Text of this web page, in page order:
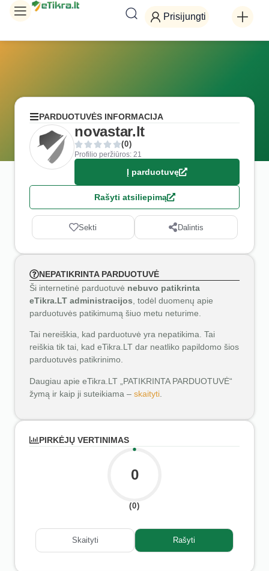
Prisijungti
PARDUOTUVĖS INFORMACIJA
novastar.lt
(0)
Profilio peržiūros: 21
Į parduotuvę
Rašyti atsiliepimą
Sekti Dalintis
NEPATIKRINTA PARDUOTUVĖ
Ši internetinė parduotuvė nebuvo patikrinta
eTikra.LT administracijos , todėl duomenų apie
parduotuvės patikimumą šiuo metu neturime.
Tai nereiškia, kad parduotuvė yra nepatikima. Tai
reiškia tik tai, kad eTikra.LT dar neatliko papildomo šios
parduotuvės patikrinimo.
Daugiau apie eTikra.LT „PATIKRINTA PARDUOTUVĖ“
žymą ir kaip ji suteikiama – skaityti
PIRKĖJŲ VERTINIMAS
0
(0)
Skaityti Rašyti